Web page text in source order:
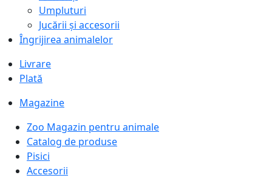
Umpluturi
Jucării și accesorii
Îngrijirea animalelor
Livrare
Plată
Magazine
Zoo Magazin pentru animale
Catalog de produse
Pisici
Accesorii